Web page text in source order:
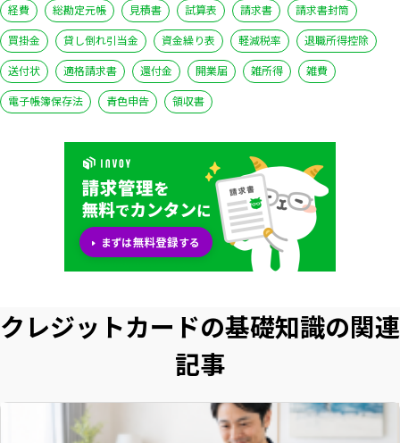
経費
総勘定元帳 見積書 試算表 請求書
請求書封筒
買掛金
貸し倒れ引当金 資金繰り表 軽減税率
退職所得控除
送付状
適格請求書 還付金 開業届 雑所得
雑費
電子帳簿保存法
青色申告 領収書
クレジットカードの基礎知識の関連
記事